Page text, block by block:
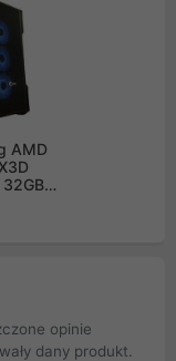
AMD
opinie
dany produkt.